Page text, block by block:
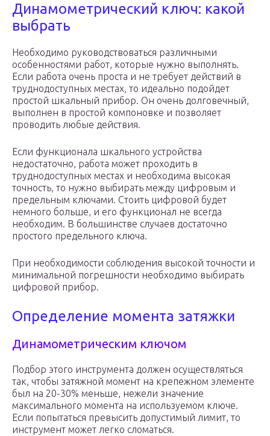
Динамометрический ключ: какой
выбрать
Необходимо руководствоваться различными
особенностями работ, которые нужно выполнять.
Если работа очень проста и не требует действий в
труднодоступных местах, то идеально подойдет
простой шкальный прибор. Он очень долговечный,
выполнен в простой компоновке и позволяет
проводить любые действия.
Если функционала шкального устройства
недостаточно, работа может проходить в
труднодоступных местах и необходима высокая
точность, то нужно выбирать между цифровым и
предельным ключами. Стоить цифровой будет
немного больше, и его функционал не всегда
необходим. В большинстве случаев достаточно
простого предельного ключа.
При необходимости соблюдения высокой точности и
минимальной погрешности необходимо выбирать
цифровой прибор.
Определение момента затяжки
Динамометрическим ключом
Подбор этого инструмента должен осуществляться
так, чтобы затяжной момент на крепежном элементе
был на 20-30% меньше, нежели значение
максимального момента на используемом ключе.
Если попытаться превысить допустимый лимит, то
инструмент может легко сломаться.